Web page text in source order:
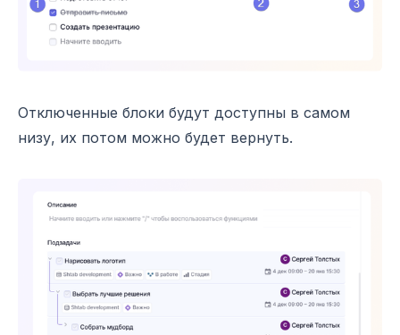
Отключенные блоки будут доступны в самом
низу, их потом можно будет вернуть.